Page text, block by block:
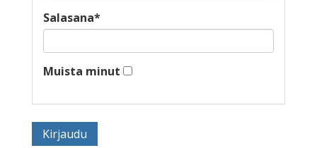
Salasana*
Muista minut